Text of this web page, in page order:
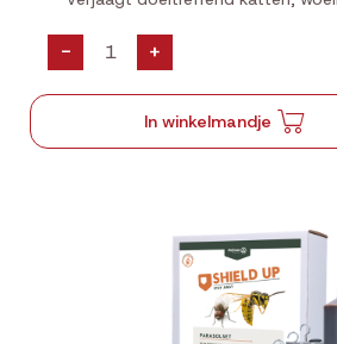
- +
In winkelmandje